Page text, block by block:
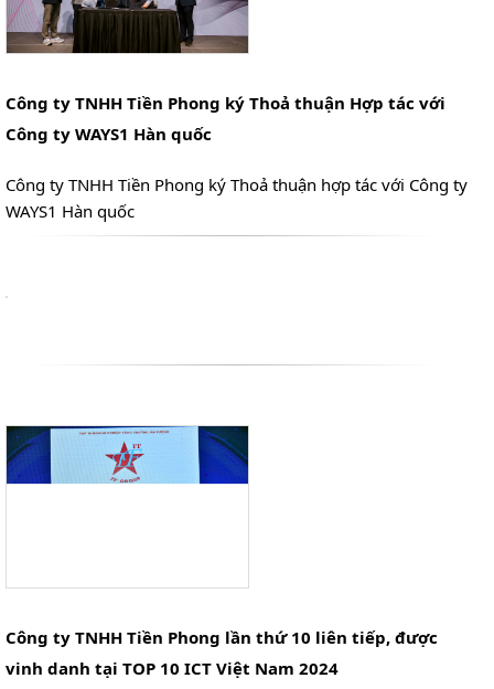
Công ty TNHH Tiền Phong ký Thoả thuận Hợp tác với
Công ty WAYS1 Hàn quốc
Công ty TNHH Tiền Phong ký Thoả thuận hợp tác với Công ty
WAYS1 Hàn quốc
Công ty TNHH Tiền Phong lần thứ 10 liên tiếp, được
vinh danh tại TOP 10 ICT Việt Nam 2024